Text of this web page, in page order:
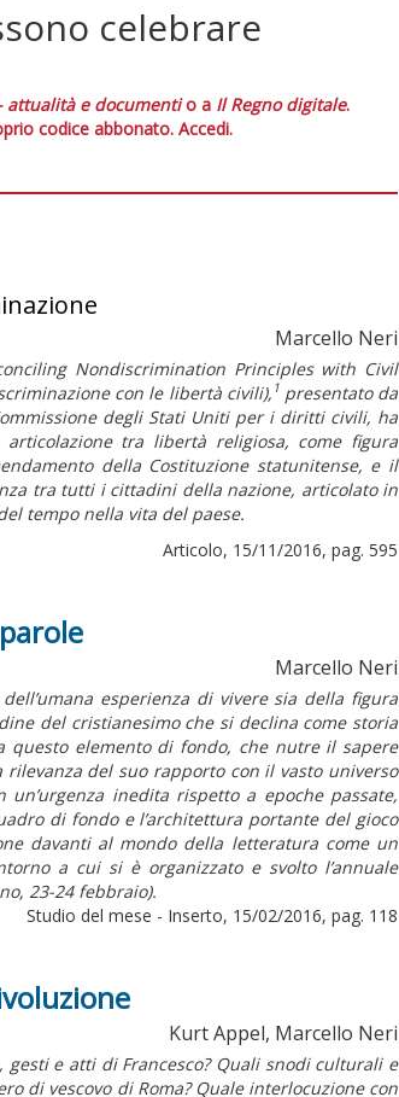
celebrare
attualità e documentio a Il Regno digitale.
codice abbonato. Accedi.
Marcello Neri
Nondiscrimination Principles with Civil
con le libertà civili), 1presentato da
degli Stati Uniti per i diritti civili, ha
tra libertà religiosa, come figura
della Costituzione statunitense, e il
tra tutti i cittadini della nazione, articolato in
tempo nella vita del paese.
Articolo, 15/11/2016, pag. 595
Marcello Neri
esperienza di vivere sia della figura
del cristianesimo che si declina come storia
elemento di fondo, che nutre il sapere
del suo rapporto con il vasto universo
inedita rispetto a epoche passate,
di fondo e l’architettura portante del gioco
davanti al mondo della letteratura come un
a cui si è organizzato e svolto l’annuale
23-24 febbraio).
Studio del mese - Inserto, 15/02/2016, pag. 118
Kurt Appel, Marcello Neri
gesti e atti di Francesco? Quali snodi culturali e
di vescovo di Roma? Quale interlocuzione con